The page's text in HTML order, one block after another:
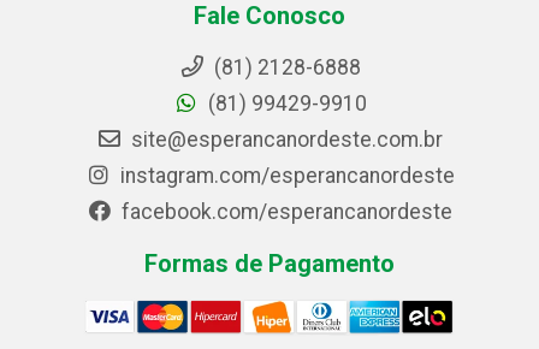
Fale Conosco
(81) 2128-6888
(81) 99429-9910
site@esperancanordeste.com.br
instagram.com/esperancanordeste
facebook.com/esperancanordeste
Formas de Pagamento